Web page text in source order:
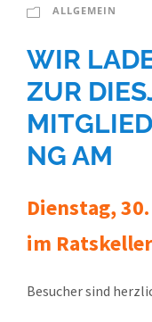
ALLGEMEIN
WIR
ZUR
NG AM
Dienstag,
im
Besucher sind